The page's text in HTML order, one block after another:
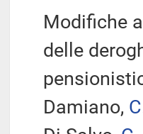
Modifiche
delle
Damiano,